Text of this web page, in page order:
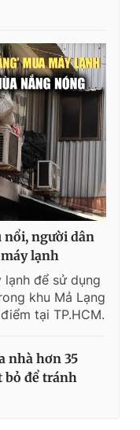
nổi, người dân
lạnh
lạnh để sử dụng
khu Mả Lạng
tại TP.HCM.
nhà hơn 35
bỏ để tránh